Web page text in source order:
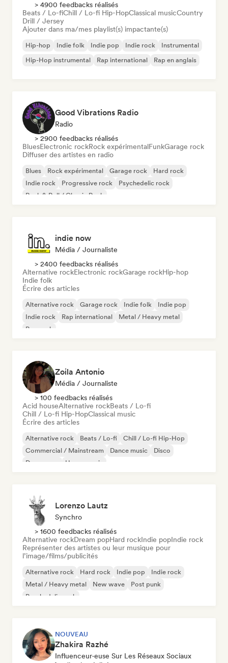
> 4900 feedbacks réalisés
Beats / Lo-fiChill / Lo-fi Hip-HopClassical musicCountry
Drill / Jersey
Ajouter dans ma/mes playlist(s) impactante(s)
Hip-hop Indie folk Indie pop Indie rock
Instrumental
Hip-Hop instrumental
Rap international Rap en anglais
Good Vibrations Radio
Radio
> 2900 feedbacks réalisés
BluesElectronic rockRock expérimentalFunkGarage rock
Diffuser des artistes en radio
Blues Rock expérimental Garage rock
Hard rock
Indie rock
Progressive rock
Psychedelic rock
Rock & Roll / Classic Rock
indie now
Média / Journaliste
> 2400 feedbacks réalisés
Alternative rockElectronic rockGarage rockHip-hop
Indie folk
Écrire des articles
Alternative rock Garage rock Indie folk
Indie pop
Indie rock
Rap international
Metal / Heavy metal
Pop rock
Zoila Antonio
Média / Journaliste
> 100 feedbacks réalisés
Acid houseAlternative rockBeats / Lo-fi
Chill / Lo-fi Hip-HopClassical music
Écrire des articles
Alternative rock Beats / Lo-fi
Chill / Lo-fi Hip-Hop
Commercial / Mainstream
Dance music
Disco
Dream pop
House music
Lorenzo Lautz
Synchro
> 1600 feedbacks réalisés
Alternative rockDream popHard rockIndie popIndie rock
Représenter des artistes ou leur musique pour
l’image/films/publicités
Alternative rock Hard rock Indie pop
Indie rock
Metal / Heavy metal
New wave
Post punk
Psychedelic rock
NOUVEAU
Zhakira Razhé
Influenceur·euse Sur Les Réseaux Sociaux